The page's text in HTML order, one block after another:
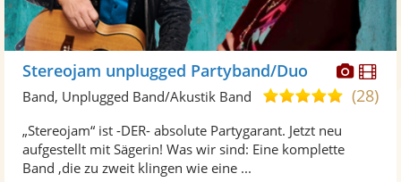
Stereojam unplugged Partyband/Duo
4,9(28)
Band, Unplugged Band/Akustik Band
„Stereojam“ ist -DER- absolute Partygarant. Jetzt neu
aufgestellt mit Sägerin! Was wir sind: Eine komplette
Band ,die zu zweit klingen wie eine ...